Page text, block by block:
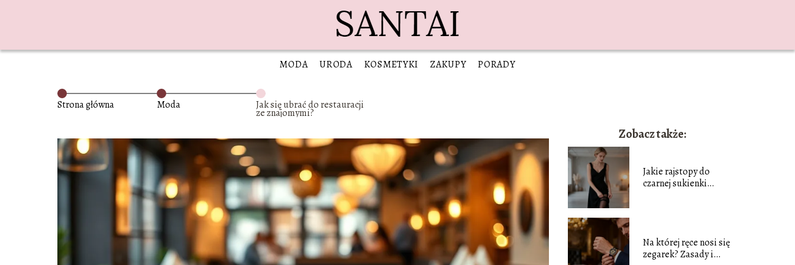
MODA URODA KOSMETYKI ZAKUPY PORADY
Strona główna Moda Jak się ubrać do restauracji
ze znajomymi?
Zobacz także:
Jakie rajstopy do
czarnej sukienki
Na której ręce nosi się
zegarek? Zasady i